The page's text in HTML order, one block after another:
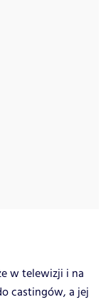
w telewizji i na
castingów, a jej